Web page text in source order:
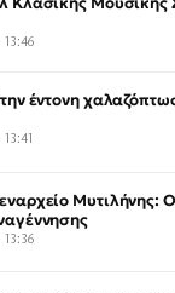
έντονη
Μυτιλήνης: